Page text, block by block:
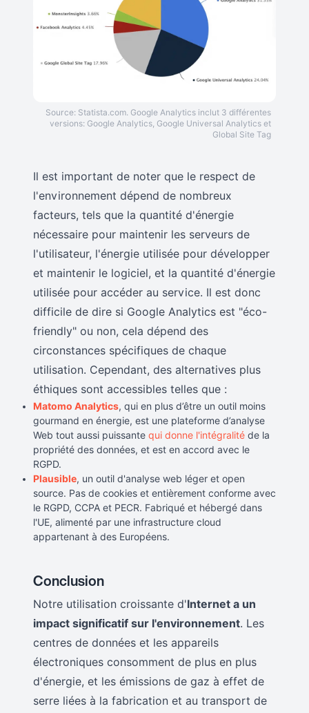
Source: Statista.com. Google Analytics inclut 3 différentes
versions: Google Analytics, Google Universal Analytics et
Global Site Tag
Il est important de noter que le respect de
l'environnement dépend de nombreux
facteurs, tels que la quantité d'énergie
nécessaire pour maintenir les serveurs de
l'utilisateur, l'énergie utilisée pour développer
et maintenir le logiciel, et la quantité d'énergie
utilisée pour accéder au service. Il est donc
difficile de dire si Google Analytics est "éco-
friendly" ou non, cela dépend des
circonstances spécifiques de chaque
utilisation. Cependant, des alternatives plus
éthiques sont accessibles telles que :
Matomo Analytics, qui en plus d’être un outil moins
gourmand en énergie, est une plateforme d’analyse
Web tout aussi puissante qui donne l'intégralité de la
propriété des données, et est en accord avec le
RGPD.
Plausible, un outil d'analyse web léger et open
source. Pas de cookies et entièrement conforme avec
le RGPD, CCPA et PECR. Fabriqué et hébergé dans
l'UE, alimenté par une infrastructure cloud
appartenant à des Européens.
Conclusion
Notre utilisation croissante d'Internet a un
impact significatif sur l'environnement. Les
centres de données et les appareils
électroniques consomment de plus en plus
d'énergie, et les émissions de gaz à effet de
serre liées à la fabrication et au transport de